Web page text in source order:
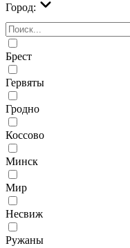
Город:
Брест
Гервяты
Гродно
Коссово
Минск
Мир
Несвиж
Ружаны